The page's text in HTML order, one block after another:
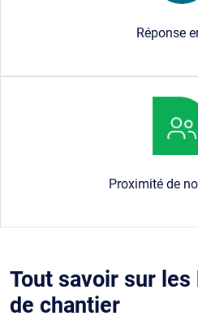
Réponse
Proximité de
Tout savoir sur
de chantier